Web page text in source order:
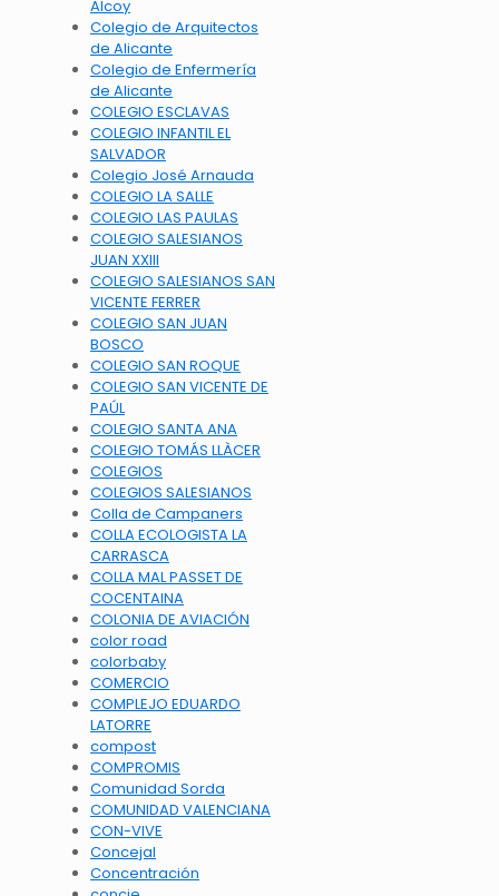
Alcoy
Colegio de Arquitectos
de Alicante
Colegio de Enfermería
de Alicante
COLEGIO ESCLAVAS
COLEGIO INFANTIL EL
SALVADOR
Colegio José Arnauda
COLEGIO LA SALLE
COLEGIO LAS PAULAS
COLEGIO SALESIANOS
JUAN XXIII
COLEGIO SALESIANOS SAN
VICENTE FERRER
COLEGIO SAN JUAN
BOSCO
COLEGIO SAN ROQUE
COLEGIO SAN VICENTE DE
PAÚL
COLEGIO SANTA ANA
COLEGIO TOMÁS LLÀCER
COLEGIOS
COLEGIOS SALESIANOS
Colla de Campaners
COLLA ECOLOGISTA LA
CARRASCA
COLLA MAL PASSET DE
COCENTAINA
COLONIA DE AVIACIÓN
color road
colorbaby
COMERCIO
COMPLEJO EDUARDO
LATORRE
compost
COMPROMIS
Comunidad Sorda
COMUNIDAD VALENCIANA
CON-VIVE
Concejal
Concentración